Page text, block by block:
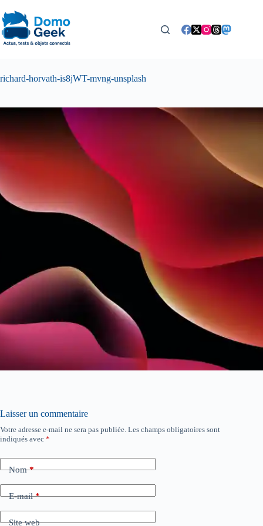
au
contenu
richard-horvath-is8jWT-mvng-unsplash
Laisser un commentaire
Votre adresse e-mail ne sera pas publiée. Les champs obligatoires sont
indiqués avec *
Nom*
E-mail*
Site web